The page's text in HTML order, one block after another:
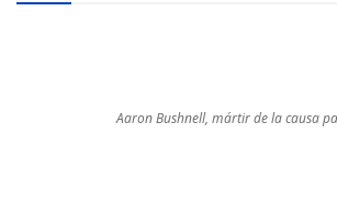
Aaron Bushnell, mártir de la causa